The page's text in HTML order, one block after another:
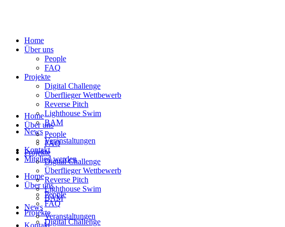
Home
Über uns
People
FAQ
Projekte
Digital Challenge
Überflieger Wettbewerb
Reverse Pitch
Lighthouse Swim
BAM
News
Veranstaltungen
Kontakt
Mitglied werden
Home
Über uns
People
FAQ
Projekte
Digital Challenge
Home
Über uns
People
FAQ
Projekte
Digital Challenge
Überflieger Wettbewerb
Reverse Pitch
Lighthouse Swim
BAM
News
Veranstaltungen